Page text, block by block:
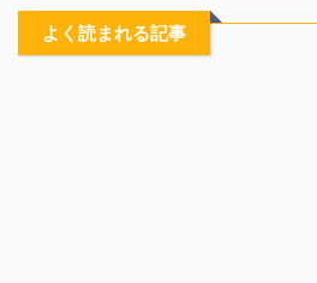
よく読まれる記事